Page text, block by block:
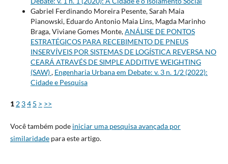
Gabriel Ferdinando Moreira Pesente, Sarah Maia
Pianowski, Eduardo Antonio Maia Lins, Magda Marinho
Braga, Viviane Gomes Monte,ANÁLISE DE PONTOS
ESTRATÉGICOS PARA RECEBIMENTO DE PNEUS
INSERVÍVEIS POR SISTEMAS DE LOGÍSTICA REVERSA NO
CEARÁ ATRAVÉS DE SIMPLE ADDITIVE WEIGHTING
(SAW), Engenharia Urbana em Debate: v. 3 n. 1/2 (2022):
Cidade e Pesquisa
1 2 34 5 > >>
Você também pode iniciar uma pesquisa avançada por
similaridadepara este artigo.